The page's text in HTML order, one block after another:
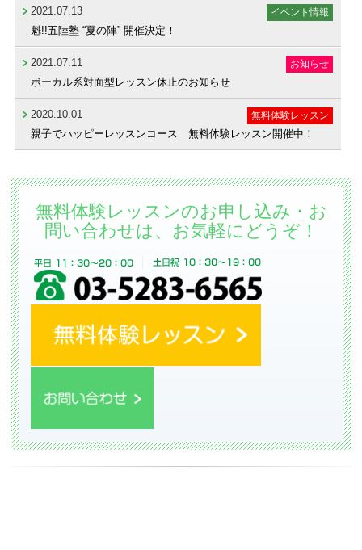
2021.07.13 イベント情報
魁!!五陸塾 “夏の陣” 開催決定！
2021.07.11 お知らせ
ボーカル系対面型レッスン休止のお知らせ
2020.10.01 無料体験レッスン
親子でハッピーレッスンコース 無料体験レッスン開催中！
無料体験レッスンのお申し込み・お
問い合わせは、お気軽にどうぞ！